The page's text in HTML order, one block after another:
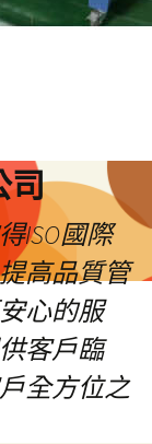
司
ISO國際
高品質管
心的服
客戶臨
全方位之